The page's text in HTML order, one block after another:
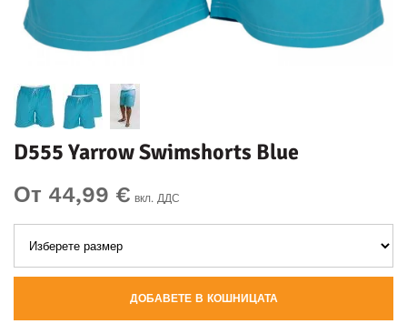
D555 Yarrow Swimshorts Blue
От 44,99 € вкл. ДДС
ДОБАВЕТЕ В КОШНИЦАТА